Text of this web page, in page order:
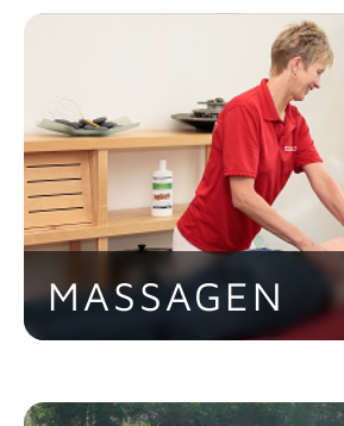
MASSAGEN
Zu einer entspannenden